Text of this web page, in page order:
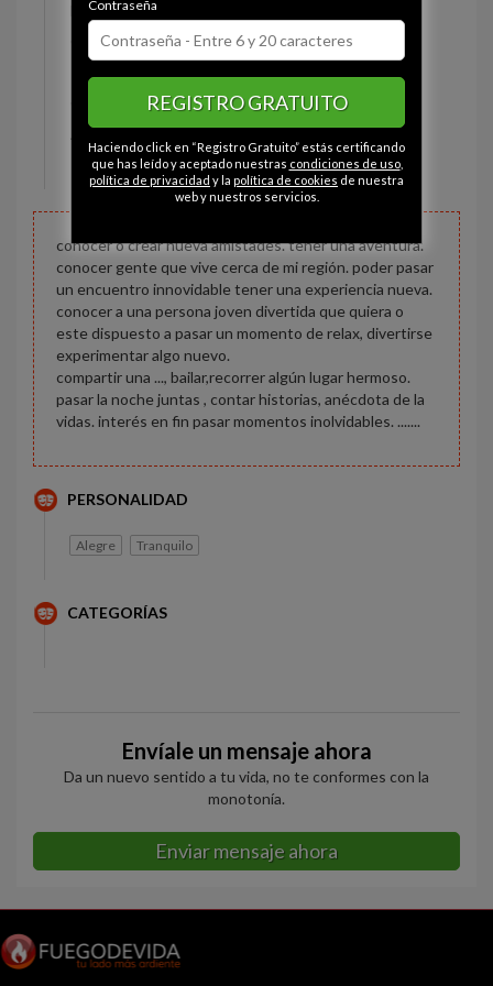
Estado civil:
Ojos: Marrón
Constitución: Deportista
Altura: 166 cm
Peso: 65 kg
conocer o crear nueva amistades. tener una aventura.
conocer gente que vive cerca de mi región. poder pasar
un encuentro innovidable tener una experiencia nueva.
conocer a una persona joven divertida que quiera o
este dispuesto a pasar un momento de relax, divertirse
experimentar algo nuevo.
compartir una ..., bailar,recorrer algún lugar hermoso.
pasar la noche juntas , contar historias, anécdota de la
vidas. interés en fin pasar momentos inolvidables. .......
PERSONALIDAD
Alegre Tranquilo
CATEGORÍAS
Envíale un mensaje ahora
Da un nuevo sentido a tu vida, no te conformes con la
monotonía.
Enviar mensaje ahora
Contraseña
REGISTRO GRATUITO
Haciendo click en “Registro Gratuito” estás certificando
que has leído y aceptado nuestras condiciones de uso,
política de privacidad y la política de cookies de nuestra
web y nuestros servicios.